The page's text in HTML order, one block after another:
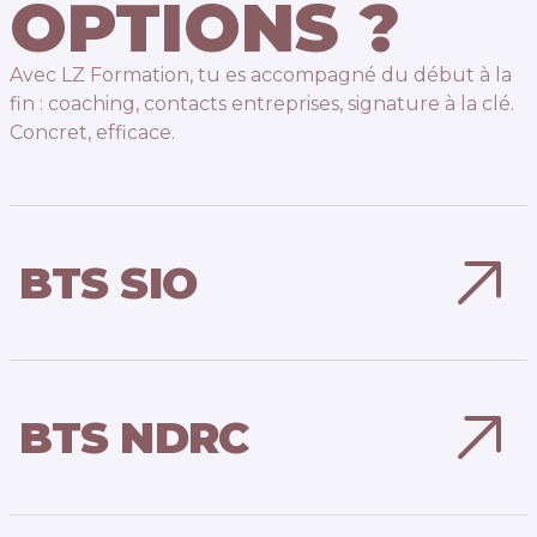
OPTIONS ?
Avec LZ Formation, tu es accompagné du début à la
fin : coaching, contacts entreprises, signature à la clé.
Concret, efficace.
BTS SIO
BTS NDRC